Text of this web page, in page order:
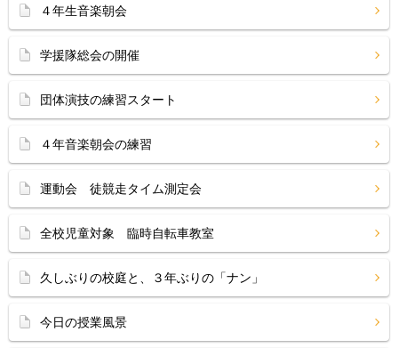
４年生音楽朝会
学援隊総会の開催
団体演技の練習スタート
４年音楽朝会の練習
運動会 徒競走タイム測定会
全校児童対象 臨時自転車教室
久しぶりの校庭と、３年ぶりの「ナン」
今日の授業風景